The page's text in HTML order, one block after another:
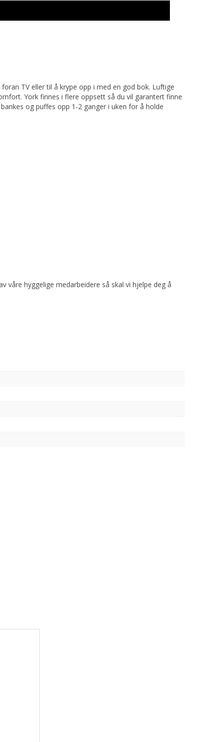
TV eller til å krype opp i med en god bok. Luftige
York finnes i flere oppsett så du vil garantert finne
og puffes opp 1-2 ganger i uken for å holde
våre hyggelige medarbeidere så skal vi hjelpe deg å